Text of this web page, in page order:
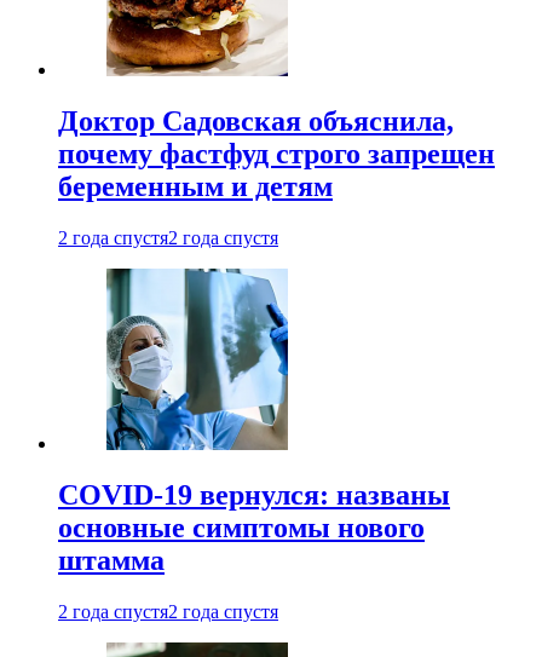
Доктор Садовская объяснила,
почему фастфуд строго запрещен
беременным и детям
2 года спустя2 года спустя
COVID-19 вернулся: названы
основные симптомы нового
штамма
2 года спустя2 года спустя